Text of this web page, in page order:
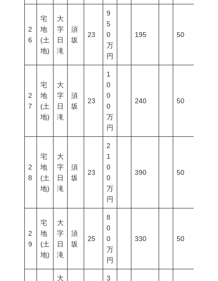
2
6
宅
地
(土
地)
大
字
日
滝
須
坂
23
9
5
0
万
円
195 50
2
7
宅
地
(土
地)
大
字
日
滝
須
坂
23
1
0
0
0
万
円
240 50
2
8
宅
地
(土
地)
大
字
日
滝
須
坂
23
2
1
0
0
万
円
390 50
2
9
宅
地
(土
地)
大
字
日
滝
須
坂
25
8
0
0
万
円
330 50
大 3